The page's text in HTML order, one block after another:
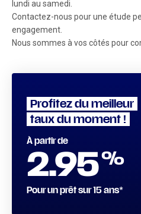
lundi au samedi.
Contactez-nous pour une étude
engagement.
Nous sommes à vos côtés pour
Profitez du meilleur
taux du moment !
À partir de
2.95%
Pour un prêt sur 15 ans*